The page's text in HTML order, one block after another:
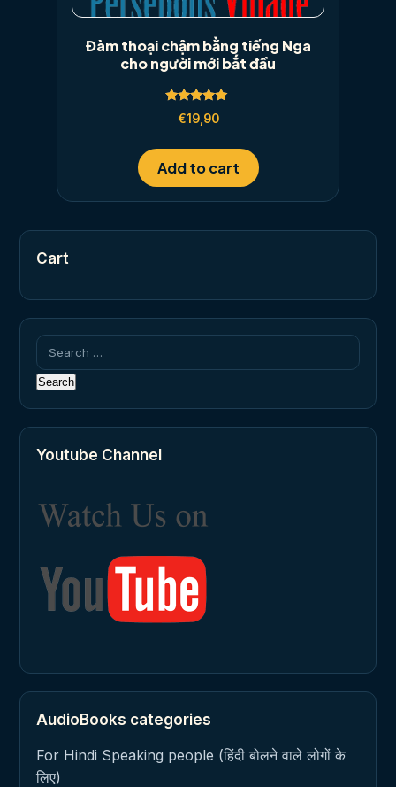
Đàm thoại chậm bằng tiếng Nga
cho người mới bắt đầu
Rated
5.00
€19,90
Add to cart
Cart
Search
for:
Youtube Channel
AudioBooks categories
For Hindi Speaking people (हिंदी बोलने वाले लोगों के
लिए)